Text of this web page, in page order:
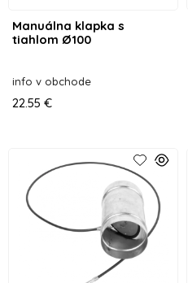
Manuálna klapka s
tiahlom Ø100
info v obchode
22.55 €